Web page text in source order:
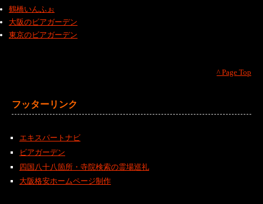
鶴橋いんふぉ
大阪のビアガーデン
東京のビアガーデン
^ Page Top
フッターリンク
エキスパートナビ
ビアガーデン
四国八十八箇所・寺院検索の霊場巡礼
大阪格安ホームページ制作